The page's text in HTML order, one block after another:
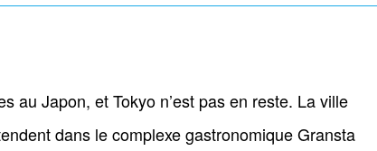
au Japon, et Tokyo n’est pas en reste. La ville
dans le complexe gastronomique Gransta